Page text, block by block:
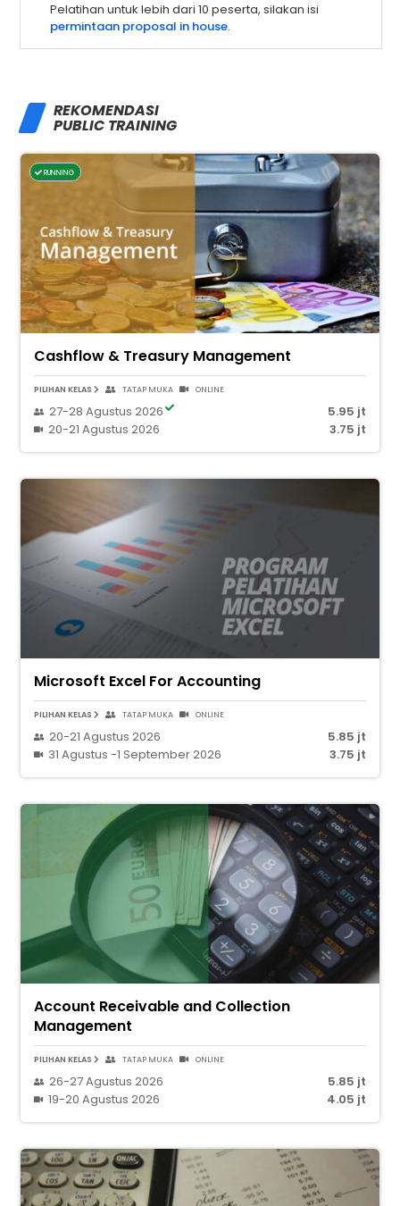
Pelatihan untuk lebih dari 10 peserta, silakan isi
permintaan proposal in house.
REKOMENDASI
PUBLIC TRAINING
RUNNING
Cashflow & Treasury Management
PILIHAN KELAS TATAP MUKA ONLINE
27-28 Agustus 2026
5.95 jt
20-21 Agustus 2026
3.75 jt
Microsoft Excel For Accounting
PILIHAN KELAS TATAP MUKA ONLINE
20-21 Agustus 2026
5.85 jt
31 Agustus -1 September 2026
3.75 jt
Account Receivable and Collection
Management
PILIHAN KELAS TATAP MUKA ONLINE
26-27 Agustus 2026
5.85 jt
19-20 Agustus 2026
4.05 jt